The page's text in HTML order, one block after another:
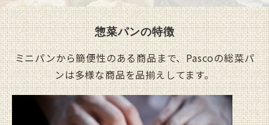
惣菜パンの特徴
ミニパンから簡便性のある商品まで、Pascoの総菜パ
ンは多様な商品を品揃えしてます。